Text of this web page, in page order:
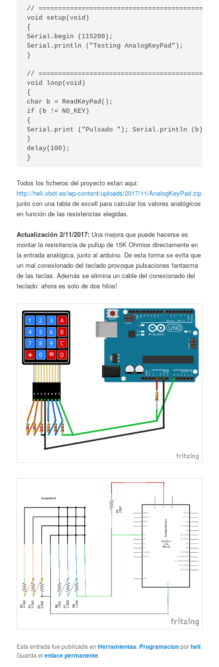
//
void setup(void)
{
Serial.begin (115200);
Serial.println ("Testing AnalogKeyPad");
}
//
void loop(void)
{
char b = ReadKeyPad();
if (b != NO_KEY)
{
Serial.print ("Pulsado "); Serial.println (b);
}
delay(100);
}
Todos los ficheros del proyecto estan aqui:
http://heli.xbot.es/wp-content/uploads/2017/11/AnalogKeyPad.zip
junto con una tabla de excell para calcular los valores analógicos
en función de las resistencias elegidas.
Actualización 2/11/2017: Una mejora que puede hacerse es
montar la resisitencia de pullup de 15K Ohmios directamente en
la entrada analógica, junto al arduino. De esta forma se evita que
un mal conexionado del teclado provoque pulsaciones fantasma
de las teclas. Además se elimina un cable del conexionado del
teclado: ahora es solo de dos hilos!
Esta entrada fue publicada enHerramientas, Programacionporheli.
Guarda elenlace permanente.